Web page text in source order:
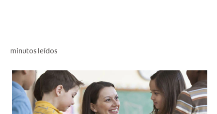
CUPONES
DÓNDE COMPRAR
minutos leídos